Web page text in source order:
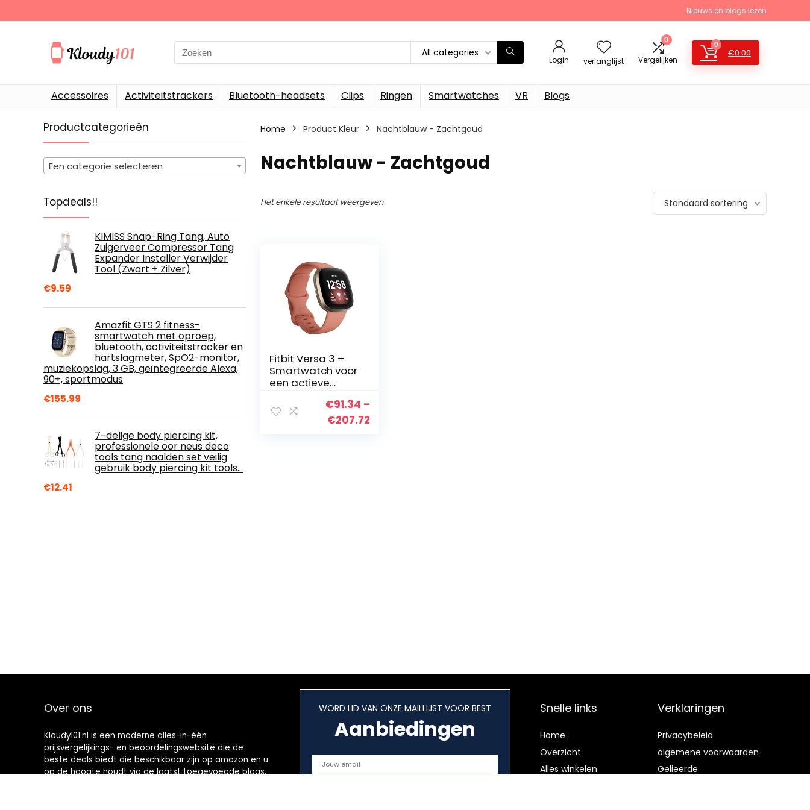
Nieuws en blogs lezen
Search
for:
All categories
Login verlanglijst
0
Vergelijken
0
€0.00
Accessoires Activiteitstrackers Bluetooth-headsets Clips Ringen Smartwatches VR Blogs
Productcategorieën
Een categorie selecteren
Topdeals!!
KIMISS Snap-Ring Tang, Auto
Zuigerveer Compressor Tang
Expander Installer Verwijder
Tool (Zwart + Zilver)
€9.59
Amazfit GTS 2 fitness-
smartwatch met oproep,
bluetooth, activiteitstracker en
hartslagmeter, SpO2-monitor,
muziekopslag, 3 GB, geïntegreerde Alexa,
90+, sportmodus
€155.99
7-delige body piercing kit,
professionele oor neus deco
tools tang naalden set veilig
gebruik body piercing kit tools…
€12.41
Home Product Kleur Nachtblauw - Zachtgoud
Nachtblauw - Zachtgoud
Het enkele resultaat weergeven Standaard sortering
Fitbit Versa 3 –
Smartwatch voor
een actieve
ingebouwde gps,
minuten in
€91.34 –
€207.72
Over ons
Kloudy101.nl is een moderne alles-in-één
prijsvergelijkings- en beoordelingswebsite die de
beste deals biedt die beschikbaar zijn op amazon en u
op de hoogte houdt via de laatst toegevoegde blogs.
WORD LID VAN ONZE MAILLIJST VOOR BEST
Aanbiedingen
Snelle links
Home
Overzicht
Alles winkelen
Verklaringen
Privacybeleid
algemene voorwaarden
Gelieerde